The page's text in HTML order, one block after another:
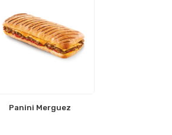
Panini Merguez